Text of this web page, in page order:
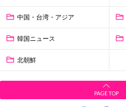
中国・台湾・アジア
韓国ニュース
北朝鮮
PAGE TOP